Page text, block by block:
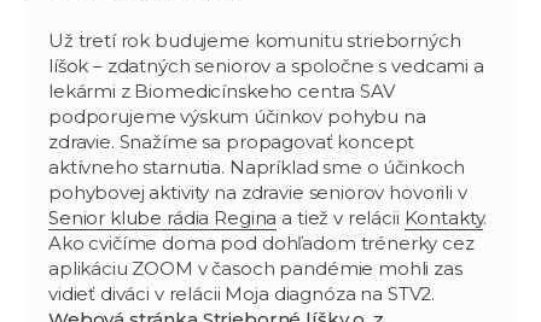
Už tretí rok budujeme komunitu strieborných
líšok – zdatných seniorov a spoločne s vedcami a
lekármi z Biomedicínskeho centra SAV
podporujeme výskum účinkov pohybu na
zdravie. Snažíme sa propagovať koncept
aktívneho starnutia. Napríklad sme o účinkoch
pohybovej aktivity na zdravie seniorov hovorili v
Senior klube rádia Regina a tiež v relácii Kontakty.
Ako cvičíme doma pod dohľadom trénerky cez
aplikáciu ZOOM v časoch pandémie mohli zas
vidieť diváci v relácii Moja diagnóza na STV2.